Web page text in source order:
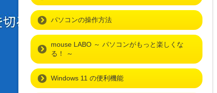
パソコンの操作方法
mouse LABO ～ パソコンがもっと楽しくな
る！ ～
Windows 11 の便利機能